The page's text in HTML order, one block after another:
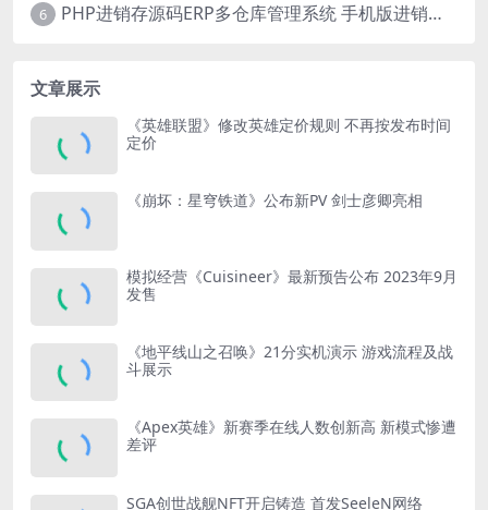
6 PHP进销存源码ERP多仓库管理系统 手机版进销存 php网络版进销存小程序
文章展示
《英雄联盟》修改英雄定价规则 不再按发布时间
定价
《崩坏：星穹铁道》公布新PV 剑士彦卿亮相
模拟经营《Cuisineer》最新预告公布 2023年9月
发售
《地平线山之召唤》21分实机演示 游戏流程及战
斗展示
《Apex英雄》新赛季在线人数创新高 新模式惨遭
差评
SGA创世战舰NFT开启铸造 首发SeeleN网络